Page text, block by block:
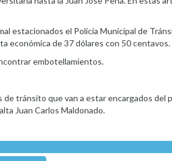
estacionados el Policía Municipal de
económica de 37 dólares con 50 centavos.
embotellamientos.
tránsito que van a estar encargados del
Juan Carlos Maldonado.